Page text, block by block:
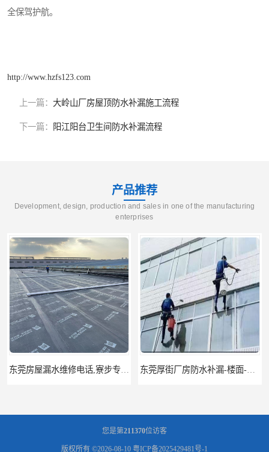
全保驾护航。
http://www.hzfs123.com
上一篇： 大岭山厂房屋顶防水补漏施工流程
下一篇： 阳江阳台卫生间防水补漏流程
产品推荐
Development, design, production and sales in one of the manufacturing
enterprises
东莞厚街厂房防水补漏-楼面-铁皮房-卫生间-外墙漏水维修
您是第211370位访客
版权所有 ©2026-08-10 粤ICP备2025429481号-1